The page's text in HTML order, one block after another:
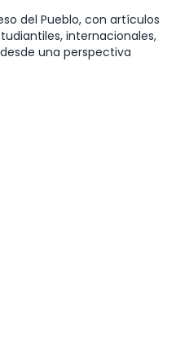
del Pueblo, con artículos
internacionales,
una perspectiva